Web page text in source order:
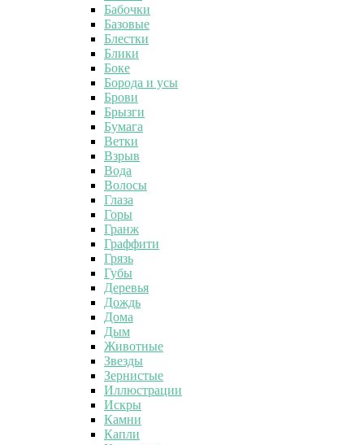
Бабочки
Базовые
Блестки
Блики
Боке
Борода и усы
Брови
Брызги
Бумага
Ветки
Взрыв
Вода
Волосы
Глаза
Горы
Гранж
Граффити
Грязь
Губы
Деревья
Дождь
Дома
Дым
Животные
Звезды
Зернистые
Иллюстрации
Искры
Камни
Капли